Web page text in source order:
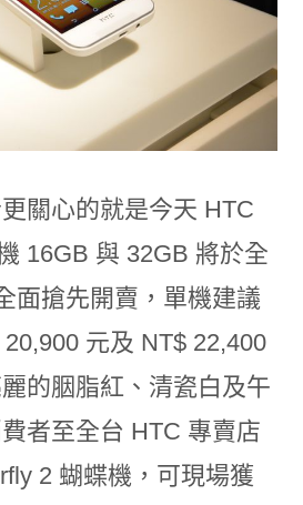
關心的就是今天 HTC
16GB 與 32GB 將於全
面搶先開賣，單機建議
元及 NT$ 22,400
的胭脂紅、清瓷白及午
者至全台 HTC 專賣店
2 蝴蝶機，可現場獲